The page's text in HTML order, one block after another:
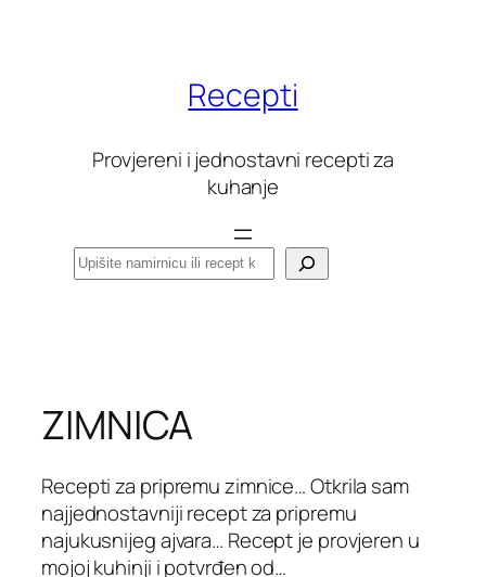
Recepti
Provjereni i jednostavni recepti za
kuhanje
Pretraga
ZIMNICA
Recepti za pripremu zimnice… Otkrila sam
najjednostavniji recept za pripremu
najukusnijeg ajvara… Recept je provjeren u
mojoj kuhinji i potvrđen od…